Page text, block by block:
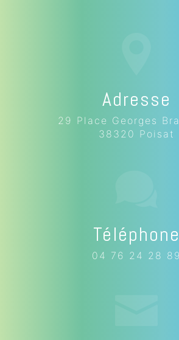
Adresse
29 Place Georges
38320 Poisat
Téléphone
04 76 24 28 89